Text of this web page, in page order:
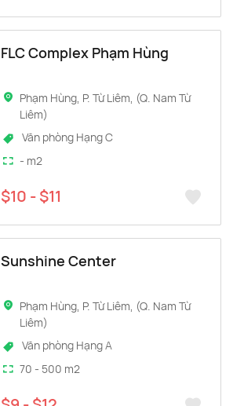
FLC Complex Phạm Hùng
Phạm Hùng, P. Từ Liêm, (Q. Nam Từ
Liêm)
Văn phòng Hạng C
- m2
$10 - $11
Sunshine Center
Phạm Hùng, P. Từ Liêm, (Q. Nam Từ
Liêm)
Văn phòng Hạng A
70 - 500 m2